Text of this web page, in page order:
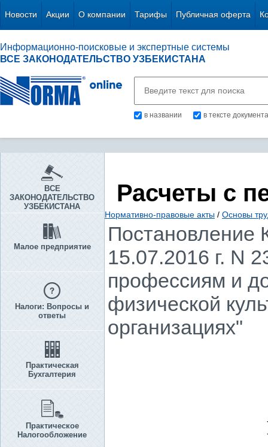
Новости Акции О компании Тарифы Публичная оферта
Информационно-поисковые и экспертные системы
ВСЕ ЗАКОНОДАТЕЛЬСТВО УЗБЕКИСТАНА
в названии в тексте документа
ВСЕ
ЗАКОНОДАТЕЛЬСТВО
УЗБЕКИСТАНА
Малое предприятие
Налоги: Вопросы и
ответы
Практическая
Бухгалтерия
Практическое
Налогообложение
Расчеты с
Нормативно-правовые акты / Основы
Постановление
15.07.2016 г. N
профессиям и
физической
организациях"